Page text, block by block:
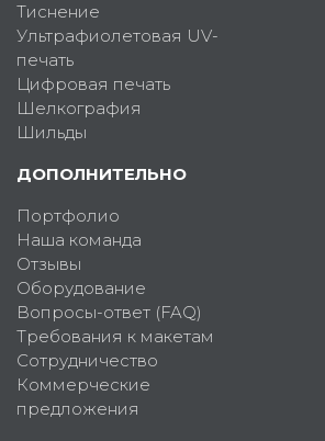
Тиснение
Ультрафиолетовая UV-
печать
Цифровая печать
Шелкография
Шильды
ДОПОЛНИТЕЛЬНО
Портфолио
Наша команда
Отзывы
Оборудование
Вопросы-ответ (FAQ)
Требования к макетам
Сотрудничество
Коммерческие
предложения